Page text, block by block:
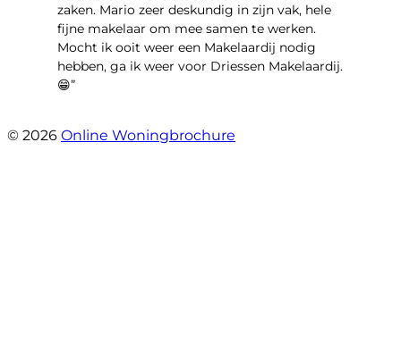
zaken. Mario zeer deskundig in zijn vak, hele
fijne makelaar om mee samen te werken.
Mocht ik ooit weer een Makelaardij nodig
hebben, ga ik weer voor Driessen Makelaardij.
😁”
© 2026 Online Woningbrochure